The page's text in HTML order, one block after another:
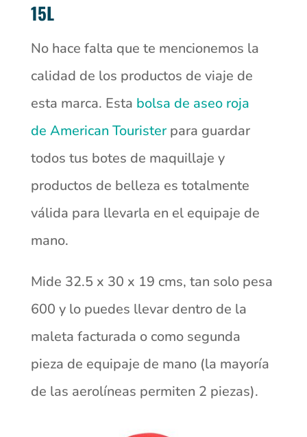
15L
No hace falta que te mencionemos la
calidad de los productos de viaje de
esta marca. Esta bolsa de aseo roja
de American Tourister para guardar
todos tus botes de maquillaje y
productos de belleza es totalmente
válida para llevarla en el equipaje de
mano.
Mide 32.5 x 30 x 19 cms, tan solo pesa
600 y lo puedes llevar dentro de la
maleta facturada o como segunda
pieza de equipaje de mano (la mayoría
de las aerolíneas permiten 2 piezas).